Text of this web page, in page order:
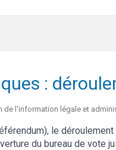
:
de l'information légale et
le
du bureau de vote